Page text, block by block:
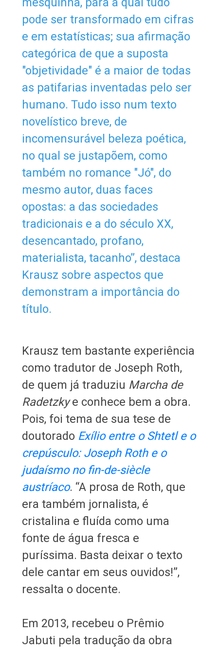
pode ser transformado em cifras
e em estatísticas; sua afirmação
categórica de que a suposta
"objetividade" é a maior de todas
as patifarias inventadas pelo ser
humano. Tudo isso num texto
novelístico breve, de
incomensurável beleza poética,
no qual se justapõem, como
também no romance "Jó", do
mesmo autor, duas faces
opostas: a das sociedades
tradicionais e a do século XX,
desencantado, profano,
materialista, tacanho”, destaca
Krausz sobre aspectos que
demonstram a importância do
título.
Krausz tem bastante experiência
como tradutor de Joseph Roth,
de quem já traduziu Marcha de
Radetzkye conhece bem a obra.
Pois, foi tema de sua tese de
doutorado Exílio entre o Shtetl e o
crepúsculo: Joseph Roth e o
judaísmo no fin-de-siècle
austríaco. “A prosa de Roth, que
era também jornalista, é
cristalina e fluída como uma
fonte de água fresca e
puríssima. Basta deixar o texto
dele cantar em seus ouvidos!”,
ressalta o docente.
Em 2013, recebeu o Prêmio
Jabuti pela tradução da obra